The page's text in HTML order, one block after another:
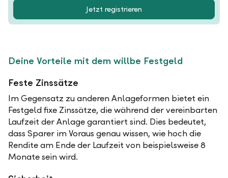
Jetzt registrieren
Deine Vorteile mit dem willbe Festgeld
Feste Zinssätze
Im Gegensatz zu anderen Anlageformen bietet ein
Festgeld fixe Zinssätze, die während der vereinbarten
Laufzeit der Anlage garantiert sind. Dies bedeutet,
dass Sparer im Voraus genau wissen, wie hoch die
Rendite am Ende der Laufzeit von beispielsweise 8
Monate sein wird.